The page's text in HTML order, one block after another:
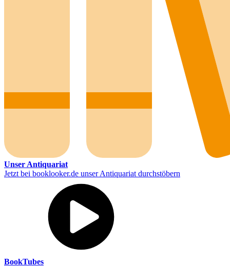
Unser Antiquariat
Jetzt bei booklooker.de unser Antiquariat durchstöbern
BookTubes